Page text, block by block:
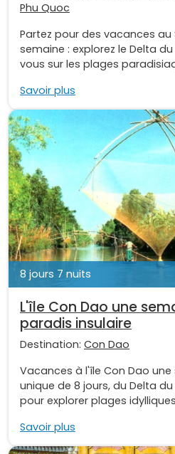
Phu Quoc
Partez pour des vacances au
semaine : explorez le Delta
vous sur les plages
Savoir plus
8 jours 7 nuits
L'île Con Dao une
paradis insulaire
Destination: Con Dao
Vacances à l'île Con Dao
unique de 8 jours, du Delta
pour explorer plages
Savoir plus